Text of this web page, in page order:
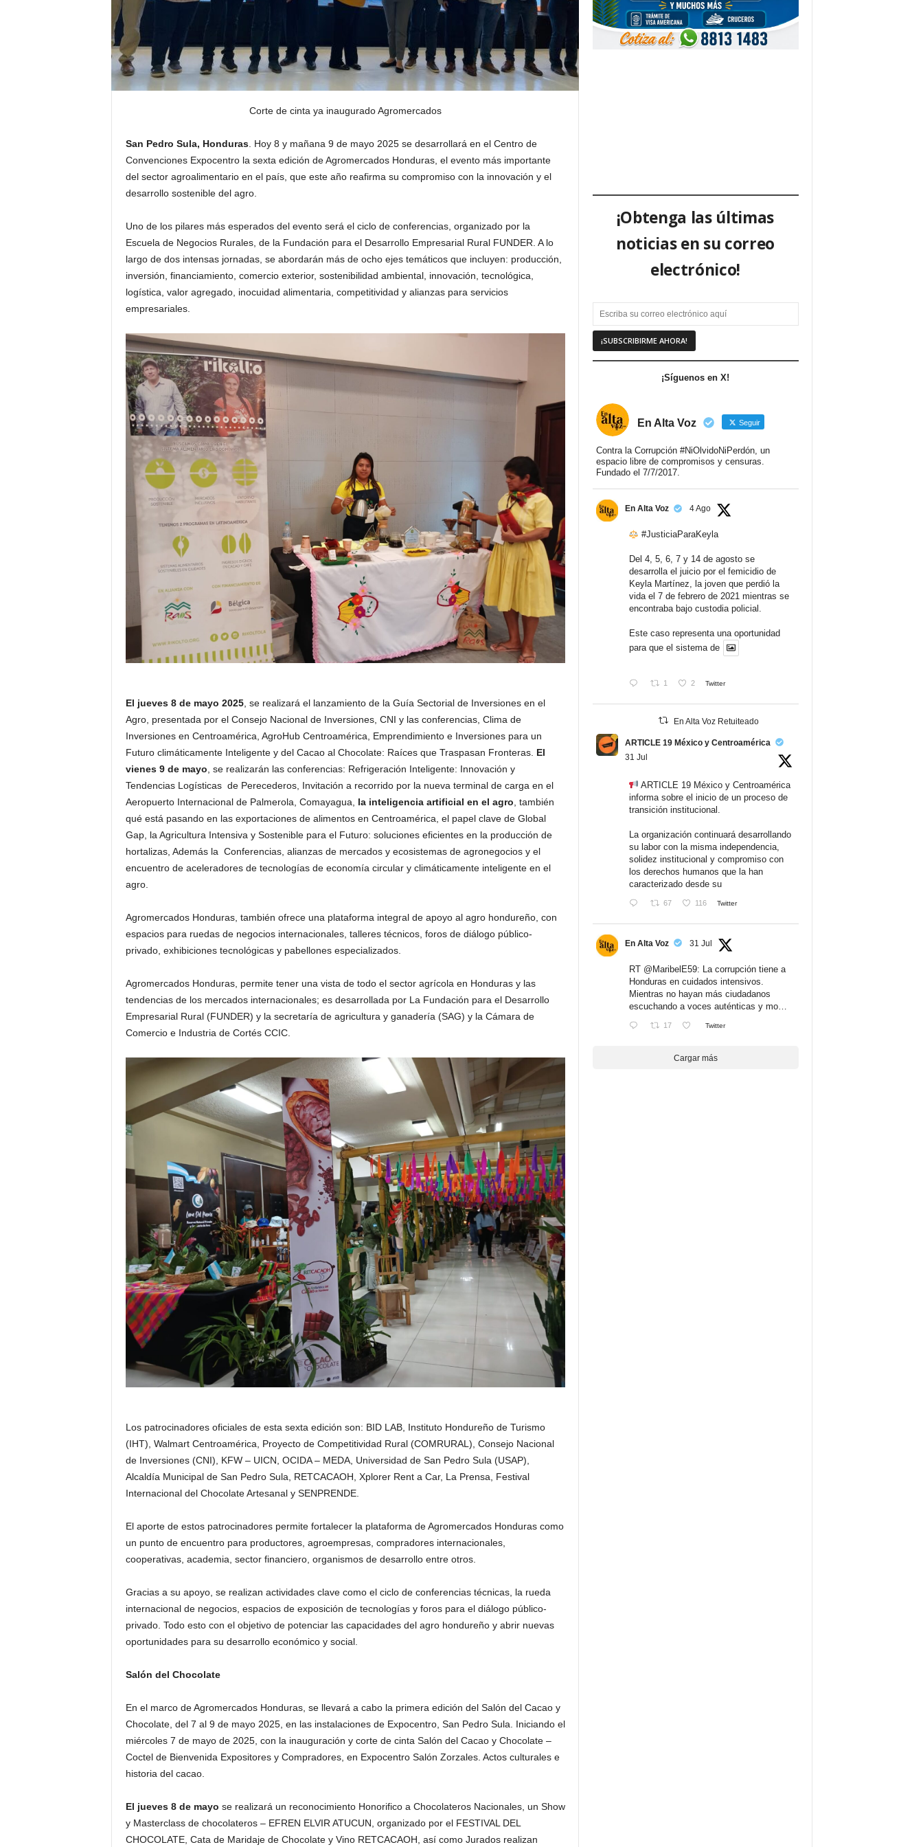
Corte de cinta ya inaugurado Agromercados
San Pedro Sula, Honduras. Hoy 8 y mañana 9 de mayo 2025 se desarrollará en el Centro de
Convenciones Expocentro la sexta edición de Agromercados Honduras, el evento más importante
del sector agroalimentario en el país, que este año reafirma su compromiso con la innovación y el
desarrollo sostenible del agro.
Uno de los pilares más esperados del evento será el ciclo de conferencias, organizado por la
Escuela de Negocios Rurales, de la Fundación para el Desarrollo Empresarial Rural FUNDER. A lo
largo de dos intensas jornadas, se abordarán más de ocho ejes temáticos que incluyen: producción,
inversión, financiamiento, comercio exterior, sostenibilidad ambiental, innovación, tecnológica,
logística, valor agregado, inocuidad alimentaria, competitividad y alianzas para servicios
empresariales.
El jueves 8 de mayo 2025, se realizará el lanzamiento de la Guía Sectorial de Inversiones en el
Agro, presentada por el Consejo Nacional de Inversiones, CNI y las conferencias, Clima de
Inversiones en Centroamérica, AgroHub Centroamérica, Emprendimiento e Inversiones para un
Futuro climáticamente Inteligente y del Cacao al Chocolate: Raíces que Traspasan Fronteras. El
vienes 9 de mayo , se realizarán las conferencias: Refrigeración Inteligente: Innovación y
Tendencias Logísticas de Perecederos, Invitación a recorrido por la nueva terminal de carga en el
Aeropuerto Internacional de Palmerola, Comayagua, la inteligencia artificial en el agro , también
qué está pasando en las exportaciones de alimentos en Centroamérica, el papel clave de Global
Gap, la Agricultura Intensiva y Sostenible para el Futuro: soluciones eficientes en la producción de
hortalizas, Además la Conferencias, alianzas de mercados y ecosistemas de agronegocios y el
encuentro de aceleradores de tecnologías de economía circular y climáticamente inteligente en el
agro.
Agromercados Honduras, también ofrece una plataforma integral de apoyo al agro hondureño, con
espacios para ruedas de negocios internacionales, talleres técnicos, foros de diálogo público-
privado, exhibiciones tecnológicas y pabellones especializados.
Agromercados Honduras, permite tener una vista de todo el sector agrícola en Honduras y las
tendencias de los mercados internacionales; es desarrollada por La Fundación para el Desarrollo
Empresarial Rural (FUNDER) y la secretaría de agricultura y ganadería (SAG) y la Cámara de
Comercio e Industria de Cortés CCIC.
Los patrocinadores oficiales de esta sexta edición son: BID LAB, Instituto Hondureño de Turismo
(IHT), Walmart Centroamérica, Proyecto de Competitividad Rural (COMRURAL), Consejo Nacional
de Inversiones (CNI), KFW – UICN, OCIDA – MEDA, Universidad de San Pedro Sula (USAP),
Alcaldía Municipal de San Pedro Sula, RETCACAOH, Xplorer Rent a Car, La Prensa, Festival
Internacional del Chocolate Artesanal y SENPRENDE.
El aporte de estos patrocinadores permite fortalecer la plataforma de Agromercados Honduras como
un punto de encuentro para productores, agroempresas, compradores internacionales,
cooperativas, academia, sector financiero, organismos de desarrollo entre otros.
Gracias a su apoyo, se realizan actividades clave como el ciclo de conferencias técnicas, la rueda
internacional de negocios, espacios de exposición de tecnologías y foros para el diálogo público-
privado. Todo esto con el objetivo de potenciar las capacidades del agro hondureño y abrir nuevas
oportunidades para su desarrollo económico y social.
Salón del Chocolate
En el marco de Agromercados Honduras, se llevará a cabo la primera edición del Salón del Cacao y
Chocolate, del 7 al 9 de mayo 2025, en las instalaciones de Expocentro, San Pedro Sula. Iniciando el
miércoles 7 de mayo de 2025, con la inauguración y corte de cinta Salón del Cacao y Chocolate –
Coctel de Bienvenida Expositores y Compradores, en Expocentro Salón Zorzales. Actos culturales e
historia del cacao.
El jueves 8 de mayo se realizará un reconocimiento Honorifico a Chocolateros Nacionales, un Show
y Masterclass de chocolateros – EFREN ELVIR ATUCUN, organizado por el FESTIVAL DEL
CHOCOLATE, Cata de Maridaje de Chocolate y Vino RETCACAOH, así como Jurados realizan
¡Obtenga las últimas
noticias en su correo
electrónico!
¡Síguenos en X!
En Alta Voz Seguir
Contra la Corrupción #NiOlvidoNiPerdón, un
espacio libre de compromisos y censuras.
Fundado el 7/7/2017.
En Alta Voz 4 Ago
#JusticiaParaKeyla
Del 4, 5, 6, 7 y 14 de agosto se
desarrolla el juicio por el femicidio de
Keyla Martínez, la joven que perdió la
vida el 7 de febrero de 2021 mientras se
encontraba bajo custodia policial.
Este caso representa una oportunidad
para que el sistema de
1 2 Twitter
En Alta Voz Retuiteado
ARTICLE 19 México y Centroamérica
31 Jul
ARTICLE 19 México y Centroamérica
informa sobre el inicio de un proceso de
transición institucional.
La organización continuará desarrollando
su labor con la misma independencia,
solidez institucional y compromiso con
los derechos humanos que la han
caracterizado desde su
67 116 Twitter
En Alta Voz 31 Jul
RT @MaribelE59: La corrupción tiene a
Honduras en cuidados intensivos.
Mientras no hayan más ciudadanos
escuchando a voces auténticas y mo…
17 Twitter
Cargar más